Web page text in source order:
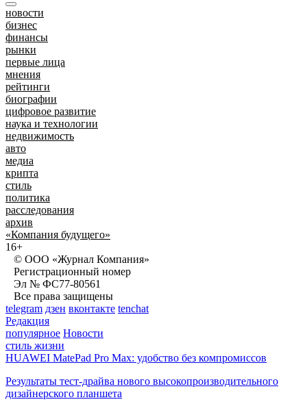
новости
бизнес
финансы
рынки
первые лица
мнения
рейтинги
биографии
цифровое развитие
наука и технологии
недвижимость
авто
медиа
крипта
стиль
политика
расследования
архив
«Компания будущего»
16+
© ООО «Журнал Компания»
Регистрационный номер
Эл № ФС77-80561
Все права защищены
telegram дзен вконтакте tenchat
Редакция
популярное Новости
стиль жизни
HUAWEI MatePad Pro Max: удобство без компромиссов
Результаты тест-драйва нового высокопроизводительного
дизайнерского планшета